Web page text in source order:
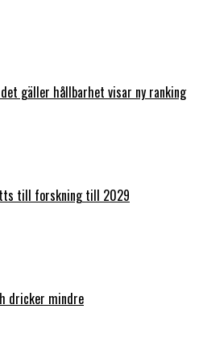
gäller hållbarhet visar ny ranking
till forskning till 2029
dricker mindre